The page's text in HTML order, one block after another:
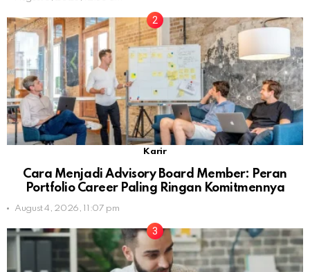
Karir
Cara Menjadi Advisory Board Member: Peran
Portfolio Career Paling Ringan Komitmennya
August 4, 2026, 11:07 pm